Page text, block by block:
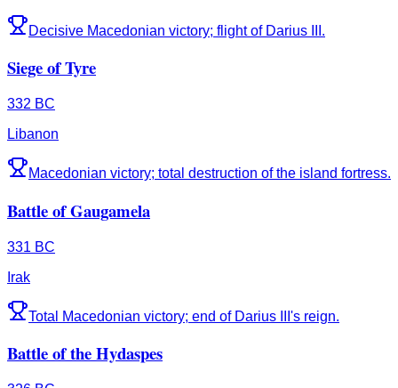
Decisive Macedonian victory; flight of Darius III.
Siege of Tyre
332 BC
Libanon
Macedonian victory; total destruction of the island fortress.
Battle of Gaugamela
331 BC
Irak
Total Macedonian victory; end of Darius III's reign.
Battle of the Hydaspes